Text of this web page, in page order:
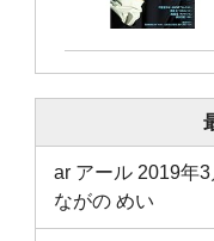
ar アール 2019年
ながの めい